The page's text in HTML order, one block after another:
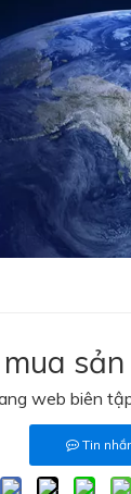
web biên
Tin